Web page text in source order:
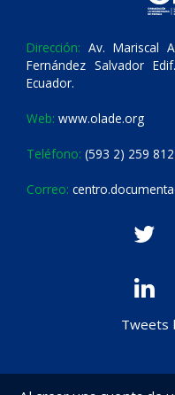
Dirección: Av. Mariscal
Fernández Salvador
Ecuador.
Web: www.olade.org
Teléfono: (593 2) 259
Correo:
Tweets